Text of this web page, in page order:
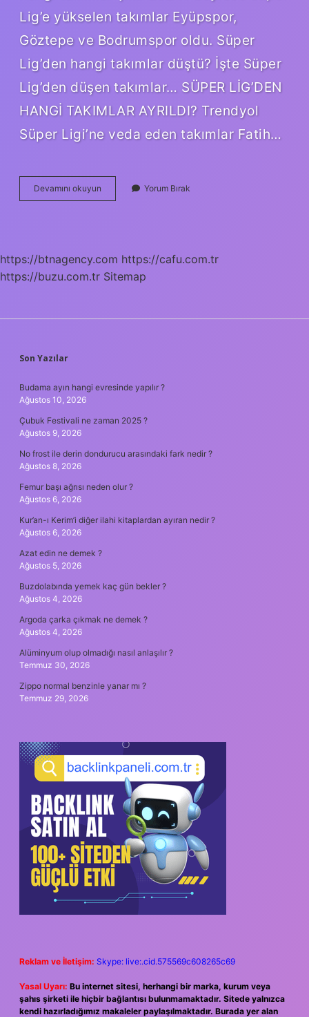
Lig’e yükselen takımlar Eyüpspor,
Göztepe ve Bodrumspor oldu. Süper
Lig’den hangi takımlar düştü? İşte Süper
Lig’den düşen takımlar… SÜPER LİG’DEN
HANGİ TAKIMLAR AYRILDI? Trendyol
Süper Ligi’ne veda eden takımlar Fatih…
Devamını okuyun
Takım
Yorum Bırak
https://btnagency.com https://cafu.com.tr
https://buzu.com.tr Sitemap
SIDEBAR
Son Yazılar
Budama ayın hangi evresinde yapılır ?
Ağustos 10, 2026
Çubuk Festivali ne zaman 2025 ?
Ağustos 9, 2026
No frost ile derin dondurucu arasındaki fark nedir ?
Ağustos 8, 2026
Femur başı ağrısı neden olur ?
Ağustos 6, 2026
Kur’an-ı Kerim’i diğer ilahi kitaplardan ayıran nedir ?
Ağustos 6, 2026
Azat edin ne demek ?
Ağustos 5, 2026
Buzdolabında yemek kaç gün bekler ?
Ağustos 4, 2026
Argoda çarka çıkmak ne demek ?
Ağustos 4, 2026
Alüminyum olup olmadığı nasıl anlaşılır ?
Temmuz 30, 2026
Zippo normal benzinle yanar mı ?
Temmuz 29, 2026
Reklam ve İletişim: Skype: live:.cid.575569c608265c69
Yasal Uyarı: Bu internet sitesi, herhangi bir marka, kurum veya
şahıs şirketi ile hiçbir bağlantısı bulunmamaktadır. Sitede yalnızca
kendi hazırladığımız makaleler paylaşılmaktadır. Burada yer alan